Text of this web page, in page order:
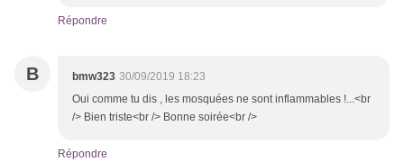
Répondre
B bmw323 30/09/2019 18:23
Oui comme tu dis , les mosquées ne sont inflammables !...<br
/> Bien triste<br /> Bonne soirée<br />
Répondre